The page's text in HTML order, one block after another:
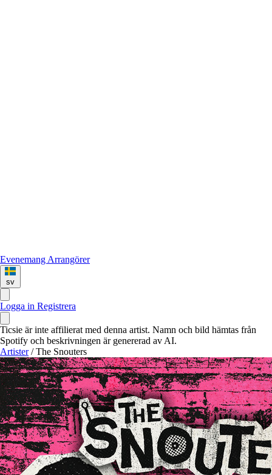
Evenemang Arrangörer
sv
Logga in Registrera
Ticsie är inte affilierat med denna artist. Namn och bild hämtas från
Spotify och beskrivningen är genererad av AI.
Artister / The Snouters